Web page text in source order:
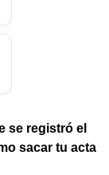
se registró el
sacar tu acta